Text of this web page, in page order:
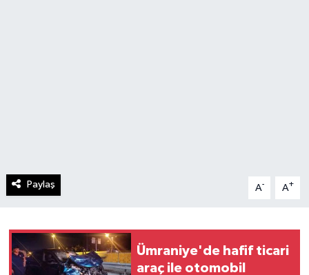
Paylaş A- A+
Ümraniye'de hafif ticari
araç ile otomobil